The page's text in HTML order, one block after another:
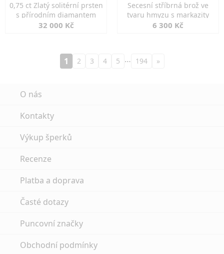
0,75 ct Zlatý solitérní prsten
s přírodním diamantem
32 000 Kč
Secesní stříbrná brož ve
tvaru hmyzu s markazity
6 300 Kč
1 2 3 4 5 … 194 »
O nás
Kontakty
Výkup šperků
Recenze
Platba a doprava
Časté dotazy
Puncovní značky
Obchodní podmínky